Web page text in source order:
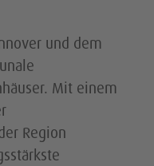
und dem
Mit einem
Region